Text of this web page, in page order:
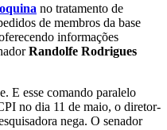
no tratamento de
de membros da base
informações
Randolfe Rodrigues
E esse comando paralelo
no dia 11 de maio, o diretor-
nega. O senador